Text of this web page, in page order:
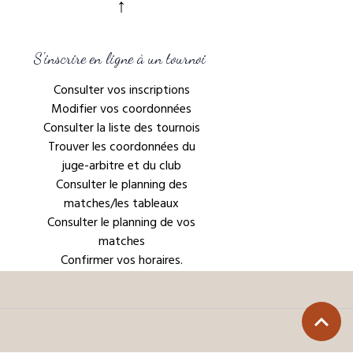
↑
S'inscrire en ligne à un tournoi
Consulter vos inscriptions
Modifier vos coordonnées
Consulter la liste des tournois
Trouver les coordonnées du
juge-arbitre et du club
Consulter le planning des
matches/les tableaux
Consulter le planning de vos
matches
Confirmer vos horaires.